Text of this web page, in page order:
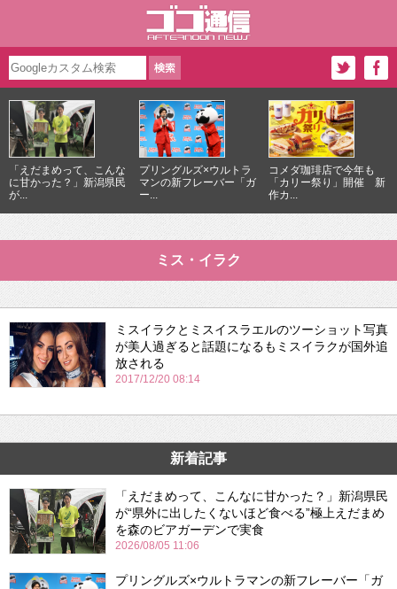
「えだまめって、こんな
に甘かった？」新潟県民
が...
プリングルズ×ウルトラ
マンの新フレーバー「ガ
ー...
コメダ珈琲店で今年も
「カリー祭り」開催 新
作カ...
ミス・イラク
ミスイラクとミスイスラエルのツーショット写真
が美人過ぎると話題になるもミスイラクが国外追
放される
2017/12/20 08:14
新着記事
「えだまめって、こんなに甘かった？」新潟県民
が“県外に出したくないほど食べる”極上えだまめ
を森のビアガーデンで実食
2026/08/05 11:06
プリングルズ×ウルトラマンの新フレーバー「ガ